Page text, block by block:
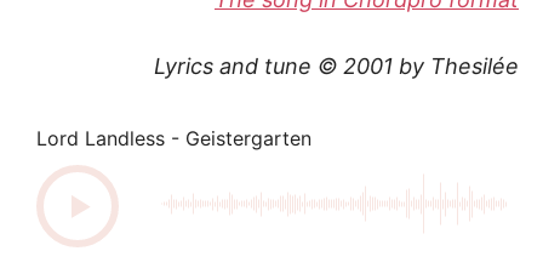
Lyrics and tune © 2001 by Thesilée
Lord Landless - Geistergarten